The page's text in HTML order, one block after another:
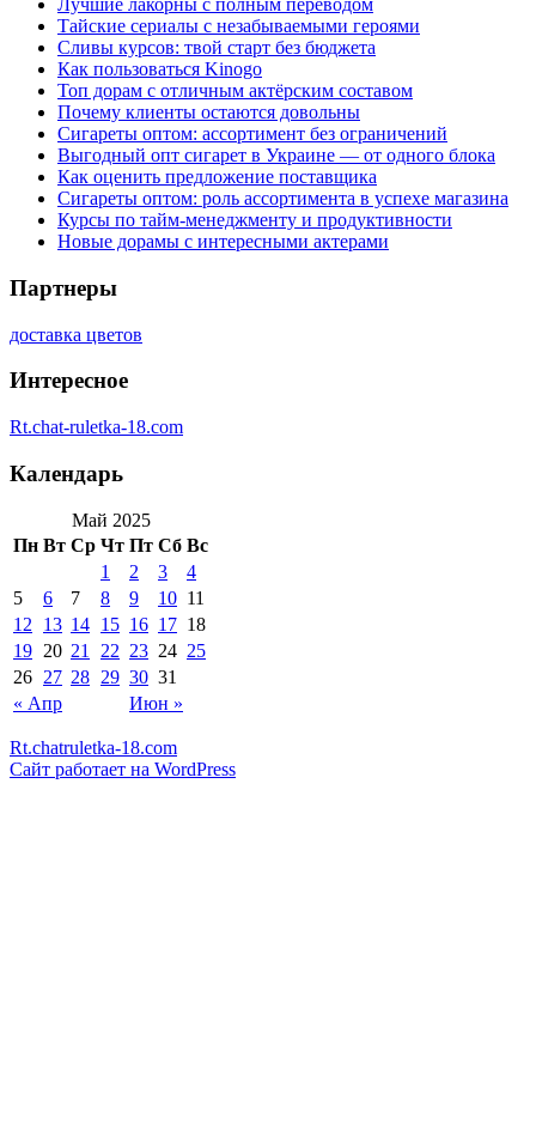
Лучшие лакорны с полным переводом
Тайские сериалы с незабываемыми героями
Сливы курсов: твой старт без бюджета
Как пользоваться Kinogo
Топ дорам с отличным актёрским составом
Почему клиенты остаются довольны
Сигареты оптом: ассортимент без ограничений
Выгодный опт сигарет в Украине — от одного блока
Как оценить предложение поставщика
Сигареты оптом: роль ассортимента в успехе магазина
Курсы по тайм-менеджменту и продуктивности
Новые дорамы с интересными актерами
Партнеры
доставка цветов
Интересное
Rt.chat-ruletka-18.com
Календарь
Май 2025
Пн Вт Ср Чт Пт Сб Вс
« Апр Июн »
1 2 3
4
5
6 7 8 9 10 11
12
13 14 15 16 17 18
19 20 21 22 23 24 25
26 27 28 29 30 31
Rt.chatruletka-18.com
Сайт работает на WordPress